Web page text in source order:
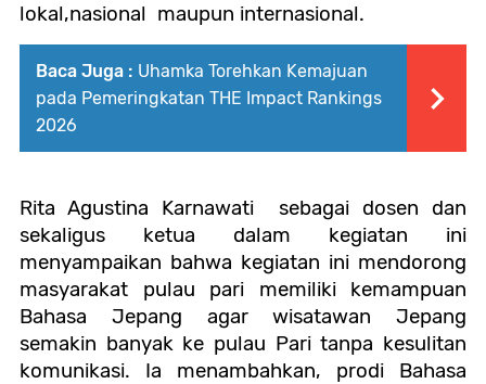
lokal,nasional maupun internasional.
Baca Juga : Uhamka Torehkan Kemajuan
pada Pemeringkatan THE Impact Rankings
2026
Rita Agustina Karnawati
sebagai dosen dan
sekaligus ketua dalam kegiatan ini
menyampaikan bahwa kegiatan ini mendorong
masyarakat pulau pari memiliki kemampuan
Bahasa Jepang agar wisatawan Jepang
semakin banyak ke pulau Pari tanpa kesulitan
komunikasi.
Ia menambahkan, prodi Bahasa